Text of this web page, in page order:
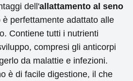
dell'allattamento al seno
perfettamente adattato alle
Contiene tutti i nutrienti
compresi gli anticorpi
da malattie e infezioni.
è di facile digestione, il che